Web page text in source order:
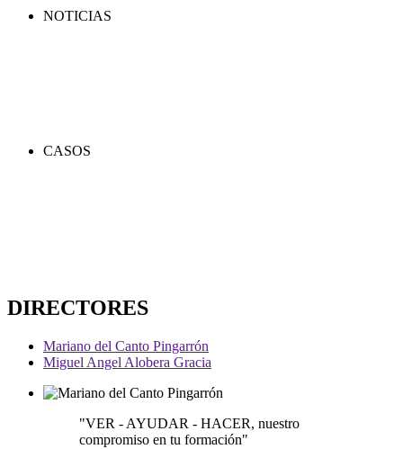
NOTICIAS
CASOS
DIRECTORES
Mariano del Canto Pingarrón
Miguel Angel Alobera Gracia
"VER - AYUDAR - HACER, nuestro
compromiso en tu formación"